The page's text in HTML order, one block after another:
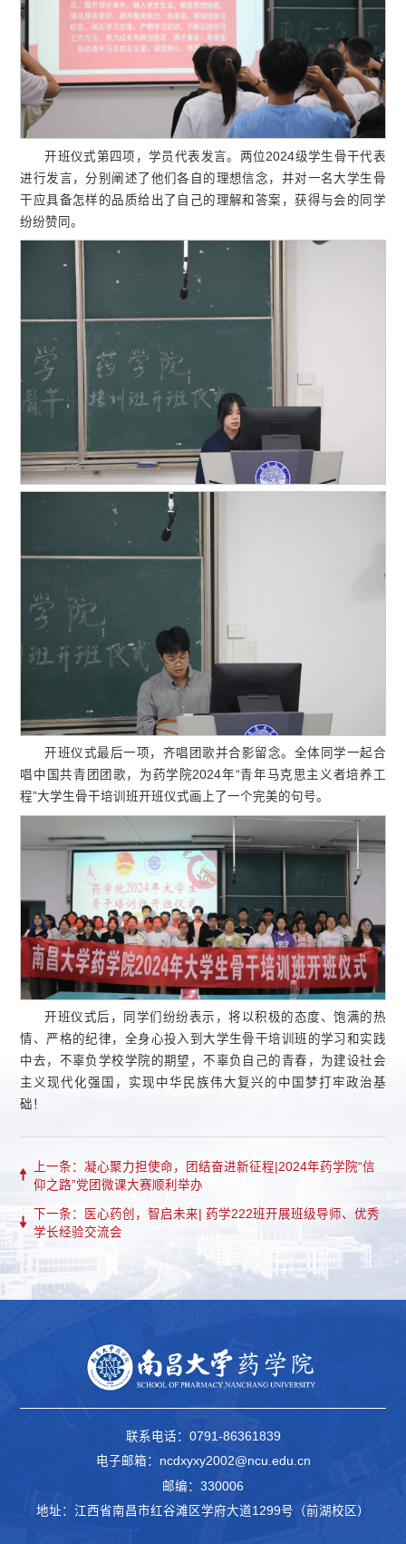
开班仪式第四项，学员代表发言。两位2024级学生骨干代表
进行发言，分别阐述了他们各自的理想信念，并对一名大学生骨
干应具备怎样的品质给出了自己的理解和答案，获得与会的同学
纷纷赞同。
开班仪式最后一项，齐唱团歌并合影留念。全体同学一起合
唱中国共青团团歌，为药学院2024年“青年马克思主义者培养工
程”大学生骨干培训班开班仪式画上了一个完美的句号。
开班仪式后，同学们纷纷表示，将以积极的态度、饱满的热
情、严格的纪律，全身心投入到大学生骨干培训班的学习和实践
中去，不辜负学校学院的期望，不辜负自己的青春，为建设社会
主义现代化强国，实现中华民族伟大复兴的中国梦打牢政治基
础！
上一条：凝心聚力担使命，团结奋进新征程|2024年药学院“信
仰之路”党团微课大赛顺利举办
下一条：医心药创，智启未来| 药学222班开展班级导师、优秀
学长经验交流会
联系电话：0791-86361839
电子邮箱：ncdxyxy2002@ncu.edu.cn
邮编：330006
地址：江西省南昌市红谷滩区学府大道1299号（前湖校区）